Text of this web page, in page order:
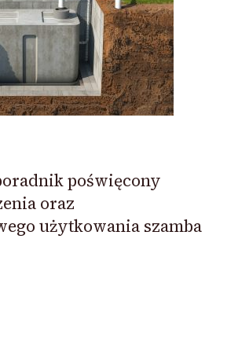
poświęcony
oraz
użytkowania szamba